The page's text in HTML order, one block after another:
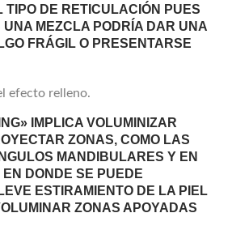
TIPO DE RETICULACIÓN PUES
UNA MEZCLA PODRÍA DAR UNA
FRÁGIL O PRESENTARSE
efecto relleno.
IMPLICA VOLUMINIZAR
ZONAS, COMO LAS
MANDIBULARES Y EN
DONDE SE PUEDE
ESTIRAMIENTO DE LA PIEL
ZONAS APOYADAS